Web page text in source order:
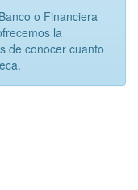
o Financiera
la
de conocer cuanto